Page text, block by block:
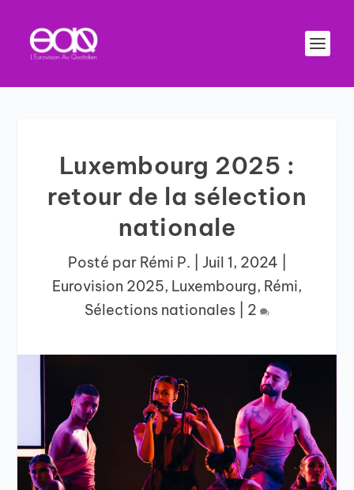
Luxembourg 2025 :
retour de la sélection
nationale
Posté par Rémi P. Juil 1, 2024
Eurovision 2025, Luxembourg, Rémi,
Sélections nationales
2